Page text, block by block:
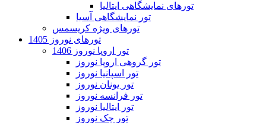
تورهای نمایشگاهی ایتالیا
تور نمایشگاهی آسیا
تورهای ویژه کریسمس
تورهای نوروز 1405
تور اروپا نوروز 1406
تور گروهی اروپا نوروز
تور اسپانیا نوروز
تور یونان نوروز
تور فرانسه نوروز
تور ایتالیا نوروز
تور چک نوروز